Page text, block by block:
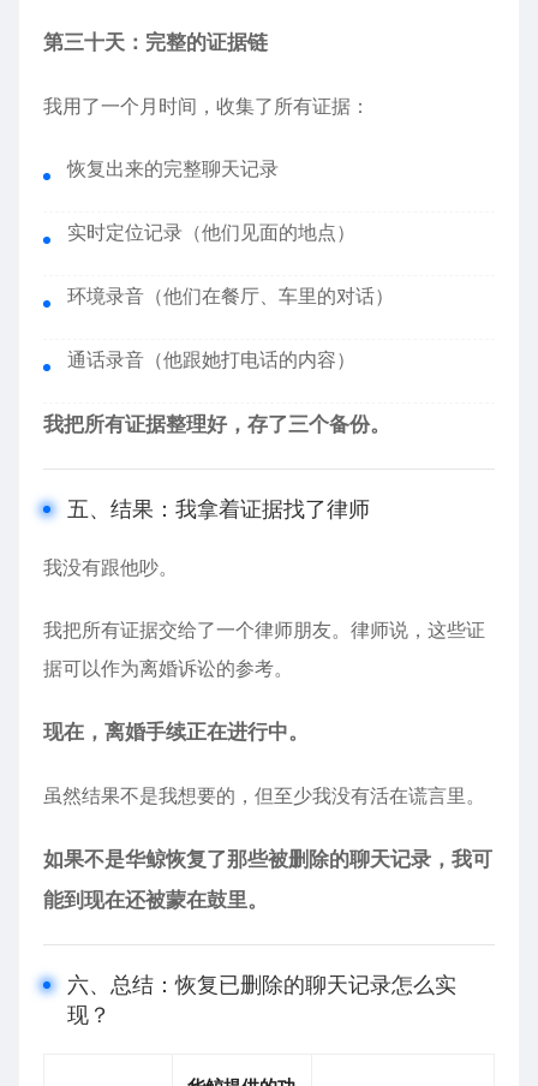
第三十天：完整的证据链
我用了一个月时间，收集了所有证据：
恢复出来的完整聊天记录
实时定位记录（他们见面的地点）
环境录音（他们在餐厅、车里的对话）
通话录音（他跟她打电话的内容）
我把所有证据整理好，存了三个备份。
五、结果：我拿着证据找了律师
我没有跟他吵。
我把所有证据交给了一个律师朋友。律师说，这些证
据可以作为离婚诉讼的参考。
现在，离婚手续正在进行中。
虽然结果不是我想要的，但至少我没有活在谎言里。
如果不是华鲸恢复了那些被删除的聊天记录，我可
能到现在还被蒙在鼓里。
六、总结：恢复已删除的聊天记录怎么实
现？